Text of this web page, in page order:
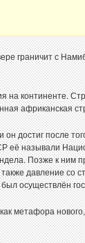
граничит с
на континенте.
африканская
после
её называли
Позже к ним
давление со
осуществлён
метафора нового,